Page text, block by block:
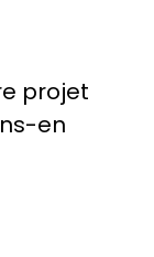
projet
en